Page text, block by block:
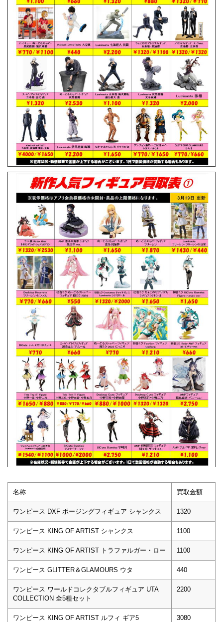
名称 買取金額
ワンピース DXF ポージングフィギュア シャンクス 1320
ワンピース KING OF ARTIST シャンクス 1100
ワンピース KING OF ARTIST トラファルガー・ロー 1100
ワンピース GLITTER＆GLAMOURS ウタ 440
ワンピース ワールドコレクタブルフィギュア UTA
COLLECTION 全5種セット
2200
ワンピース KING OF ARTIST ルフィ ギア5 3080